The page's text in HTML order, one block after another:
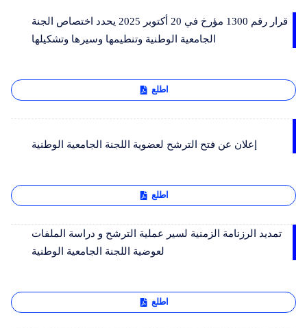
قرار رقم 1300 مؤرخ في 20 أكتوبر 2025 يحدد اختصاص الجنة
الجامعية الوطنية وتنطيمها وسيرها وتشكيلها
اطلع
إعلان عن فتح الترشح لعضوية اللجنة الجامعية الوطنية
اطلع
تمديد الرزنامة الزمنية لسير عملية الترشح و دراسة الملفات
لعوضية اللجنة الجامعية الوطنية
اطلع